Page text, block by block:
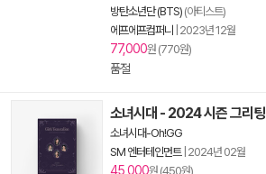
방탄소년단 (BTS) (아티스트)
에프에프컴퍼니
2023년 12월
77,000원 (770원)
품절
소녀시대 - 2024 시즌 그리팅
소녀시대-Oh!GG
SM 엔터테인먼트| 2024년 02월
45,000원 (450원)